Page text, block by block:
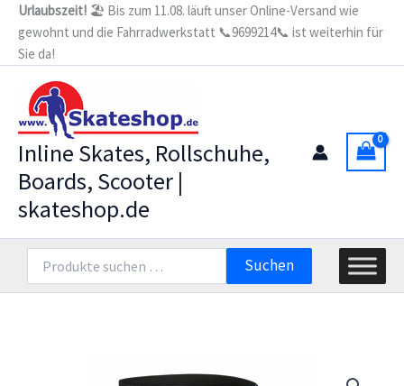
Zum
Inhalt
springen
Urlaubszeit! 🏖️ Bis zum 11.08. läuft unser Online-Versand wie
gewohnt und die Fahrradwerkstatt 📞9699214📞 ist weiterhin für
Sie da!
Inline Skates, Rollschuhe,
Boards, Scooter |
skateshop.de
nach:
Suchen